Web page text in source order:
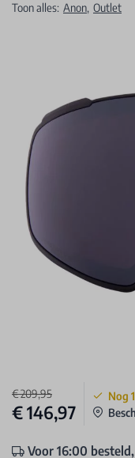
Toon alles: Anon, Outlet
€ 209,95
€ 146,97
Nog 1
Voor 16:00